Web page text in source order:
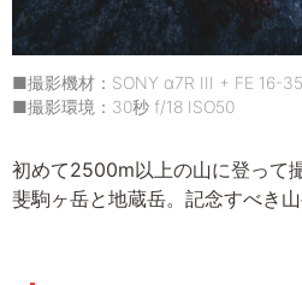
■撮影機材：SONY α7R III + FE 16-
■撮影環境：30秒 f/18 ISO50
初めて2500m以上の山に登って
斐駒ヶ岳と地蔵岳。記念すべき山